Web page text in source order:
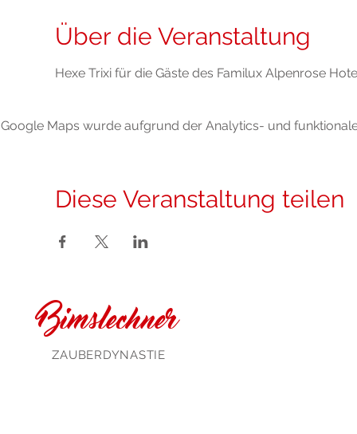
Über die Veranstaltung
Hexe Trixi für die Gäste des Familux Alpenrose
Google Maps wurde aufgrund der Analytics- und
Diese Veranstaltung teilen
Bimslechner
ZAUBERDYNASTIE